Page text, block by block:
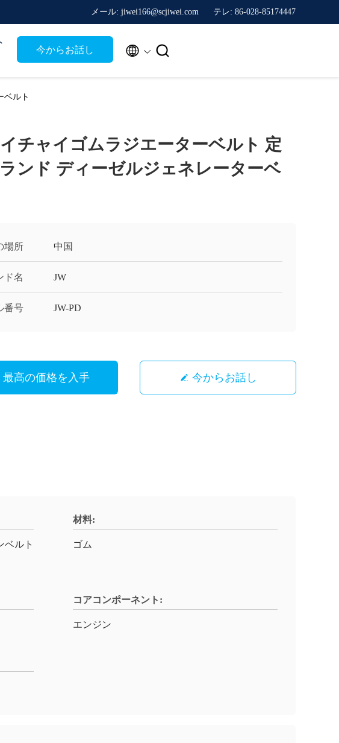
メール: jiwei166@scjiwei.com テレ: 86-028-85174447
今からお話し  
ベルト
チャイゴムラジエーターベルト 定
ンド ディーゼルジェネレーターベ
場所 中国
ド名 JW
番号 JW-PD
最高の価格を入手 今からお話し
ベルト
材料:
ゴム
コアコンポーネント:
エンジン